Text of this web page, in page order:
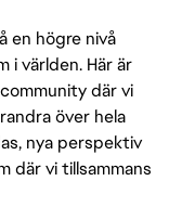
en högre nivå
i världen. Här är
där vi
över hela
nya perspektiv
där vi tillsammans